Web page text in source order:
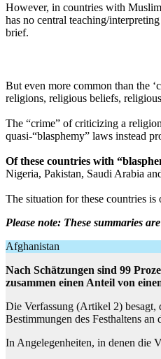
However, in countries with
has no central teaching/
brief.
But even more common than the
religions, religious beliefs,
The “crime” of criticizing a
quasi-“blasphemy” laws instead
Of these countries with
Nigeria, Pakistan, Saudi Arabia
The situation for these countries
Please note: These summaries
Afghanistan
Nach Schätzungen sind 99
zusammen einen Anteil von
Die Verfassung (Artikel 2) besagt,
Bestimmungen des Festhaltens
In Angelegenheiten, in denen die